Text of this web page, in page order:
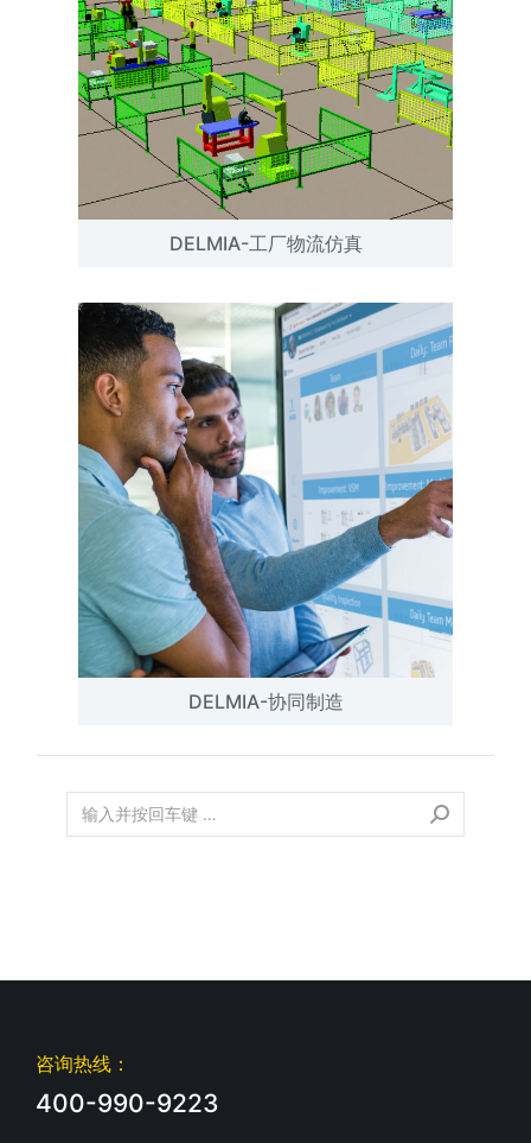
DELMIA-工厂物流仿真
DELMIA-协同制造
咨询热线：
400-990-9223